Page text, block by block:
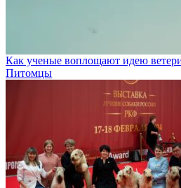
Как ученые воплощают идею
Питомцы